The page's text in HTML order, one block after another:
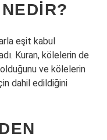
eşit kabul
Kuran, kölelerin de
ve kölelerin
dahil edildiğini